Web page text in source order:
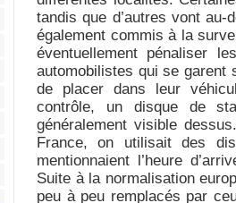
tandis que d’autres vont
également commis à la
éventuellement pénaliser
automobilistes qui se garent
de placer dans leur
contrôle, un disque de
généralement visible
France, on utilisait des
mentionnaient l’heure
Suite à la normalisation
peu à peu remplacés par